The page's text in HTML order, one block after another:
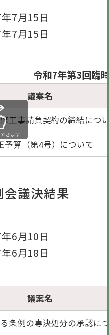
月15日
月15日
令和7年第3回臨
議案名
工事請負契約の締結につ
予算（第4号）について
きます
議決結果
月10日
月18日
議案名
条例の専決処分の承認に